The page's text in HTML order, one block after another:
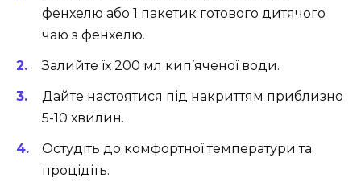
фенхелю або 1 пакетик готового дитячого
чаю з фенхелю.
Залийте їх 200 мл кип’яченої води.
Дайте настоятися під накриттям приблизно
5-10 хвилин.
Остудіть до комфортної температури та
процідіть.